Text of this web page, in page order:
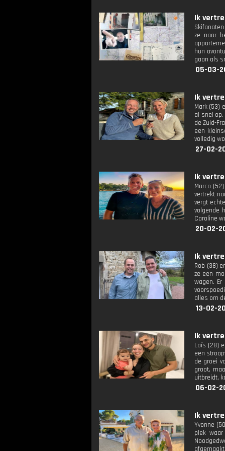
Ik
ze naar
hun
gaan als
05-03-
Ik
Mark (53)
al snel
de Zuid-
een
volledig
27-02-
Ik
Marco
vertrekt
vergt
volgende
Caroline
20-02-
Ik
Rob (38)
ze een
wagen.
alles om
13-02-
Ik
Loïs (28)
een
de groei
groot,
uitbreidt,
06-02-
Ik
Yvonne
plek